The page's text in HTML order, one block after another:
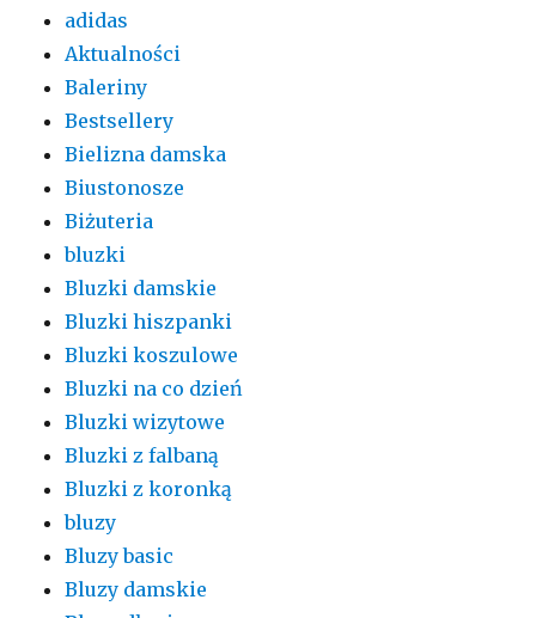
adidas
Aktualności
Baleriny
Bestsellery
Bielizna damska
Biustonosze
Biżuteria
bluzki
Bluzki damskie
Bluzki hiszpanki
Bluzki koszulowe
Bluzki na co dzień
Bluzki wizytowe
Bluzki z falbaną
Bluzki z koronką
bluzy
Bluzy basic
Bluzy damskie